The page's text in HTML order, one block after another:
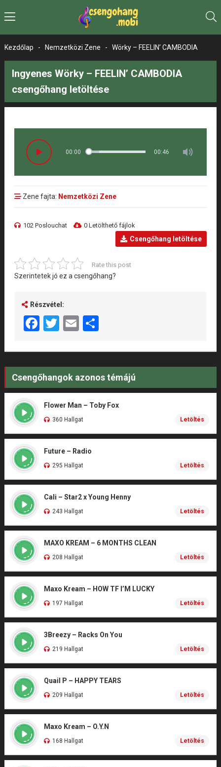
Kezdőlap - Nemzetközi Zene - Wörky – FEELIN’ CAMBODIA
Ingyenes Wörky – FEELIN’ CAMBODIA
csengőhang letöltése
00:00 00:46
Zene fajta: Nemzetközi Zene
102 Poslouchat 0 Letölthető fájlok
Csengőhang letöltése
Rate this post
Szerintetek jó ez a csengőhang?
Részvétel:
Facebook
Twitter
EmailShare
Csengőhangok azonos témájú
Flower Man – Toby Fox
360 Hallgat Letöltés
Future – Radio
295 Hallgat Letöltés
Cali – Star2 x Young Henny
243 Hallgat Letöltés
MAXO KREAM – 6 MONTHS CLEAN
208 Hallgat Letöltés
Maxo Kream – HOW TF I’M LUCKY
197 Hallgat Letöltés
3Breezy – Racks On You
219 Hallgat Letöltés
Quail P – HAPPY TEARS
209 Hallgat Letöltés
Maxo Kream – O.Y.N
168 Hallgat Letöltés